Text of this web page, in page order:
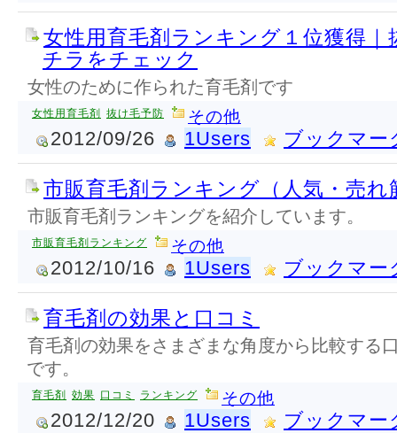
女性用育毛剤ランキング１位獲得
チラをチェック
女性のために作られた育毛剤です
女性用育毛剤 抜け毛予防 その他
2012/09/26 1Users ブックマー
市販育毛剤ランキング（人気・売れ
市販育毛剤ランキングを紹介しています。
市販育毛剤ランキング その他
2012/10/16 1Users ブックマー
育毛剤の効果と口コミ
育毛剤の効果をさまざまな角度から比較する
です。
育毛剤 効果 口コミ ランキング その他
2012/12/20 1Users ブックマー